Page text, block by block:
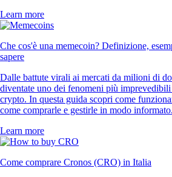
Learn more
Che cos'è una memecoin? Definizione,
sapere
Dalle battute virali ai mercati da milioni di
diventate uno dei fenomeni più
crypto. In questa guida scopri come
come comprarle e gestirle in modo informato.
Learn more
Come comprare Cronos (CRO) in Italia